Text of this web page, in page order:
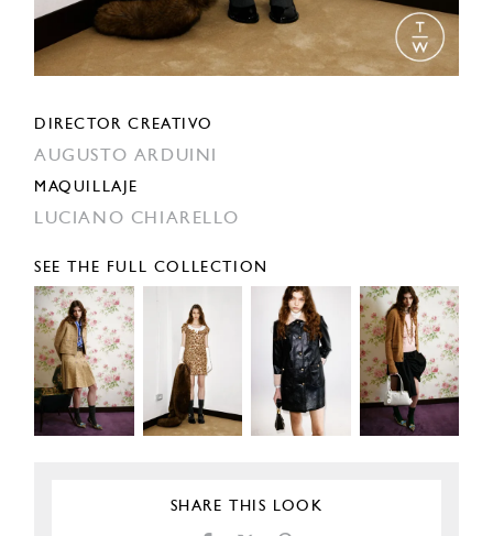
DIRECTOR CREATIVO
AUGUSTO ARDUINI
MAQUILLAJE
LUCIANO CHIARELLO
SEE THE FULL COLLECTION
SHARE THIS LOOK